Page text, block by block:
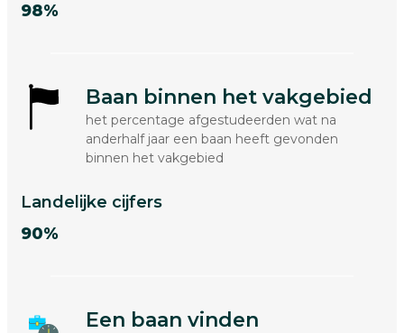
98%
Baan binnen het vakgebied
het percentage afgestudeerden wat na
anderhalf jaar een baan heeft gevonden
binnen het vakgebied
Landelijke cijfers
90%
Een baan vinden